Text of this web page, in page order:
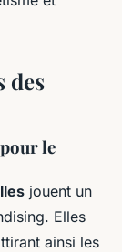
des
le
jouent un
Elles
ainsi les